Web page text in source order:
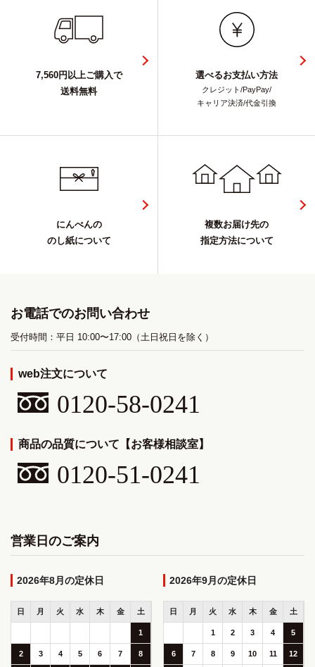
7,560円以上ご購入で
送料無料
選べるお支払い方法
クレジット/PayPay/
キャリア決済/代金引換
にんべんの
のし紙について
複数お届け先の
指定方法について
お電話でのお問い合わせ
受付時間：平日 10:00〜17:00（土日祝日を除く）
web注文について
0120-58-0241
商品の品質について【お客様相談室】
0120-51-0241
営業日のご案内
2026年8月
日 月 火 水 木 金 土
1
2 3 4 5 6 7 8
2026年9月
日 月 火 水 木 金 土
1 2 3 4 5
6 7 8 9 10 11 12